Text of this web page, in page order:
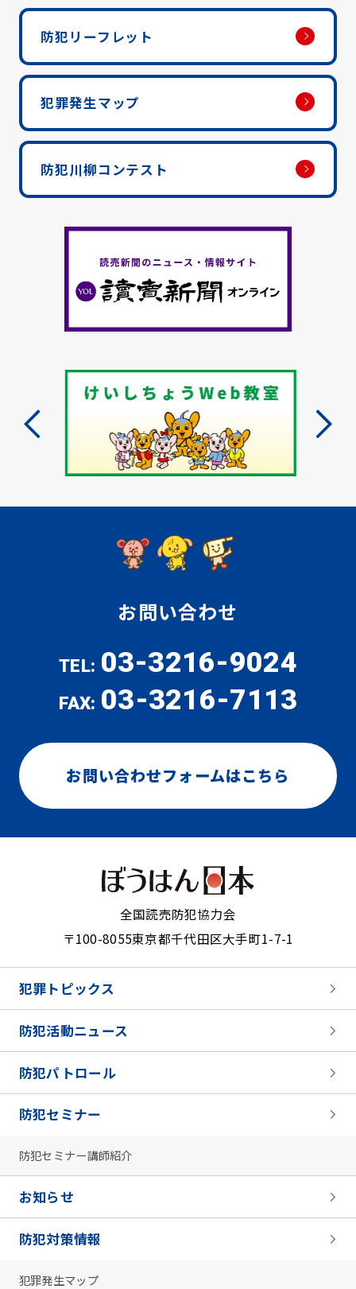
防犯リーフレット
犯罪発生マップ
防犯川柳コンテスト
お問い合わせ
TEL: 03-3216-9024
FAX: 03-3216-7113
お問い合わせフォームはこちら
全国読売防犯協力会
〒100-8055東京都千代田区大手町1-7-1
犯罪トピックス
防犯活動ニュース
防犯パトロール
防犯セミナー
防犯セミナー講師紹介
お知らせ
防犯対策情報
犯罪発生マップ